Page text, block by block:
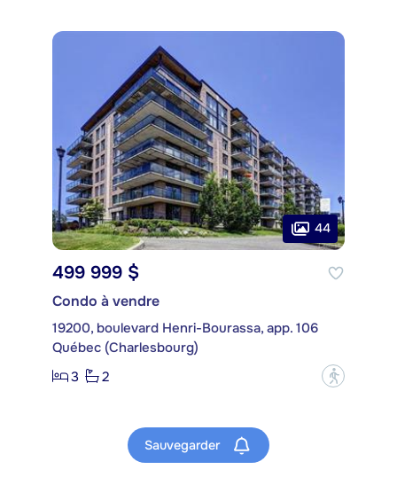
44
499 999 $
Condo à vendre
19200, boulevard Henri-Bourassa, app. 106
Québec (Charlesbourg)
3
2 ?
Sauvegarder